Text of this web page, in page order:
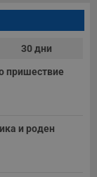
30 дни
пришествие
и роден